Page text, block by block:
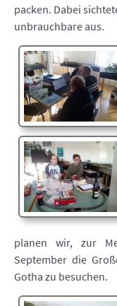
packen. Dabei
unbrauchbare aus.
planen wir, zur
September die
Gotha zu besuchen.